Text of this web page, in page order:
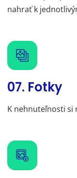
nahrať k
07. Fotky
K nehnuteľnosti